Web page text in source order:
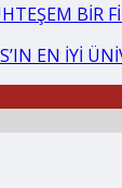
BİR
EN İYİ